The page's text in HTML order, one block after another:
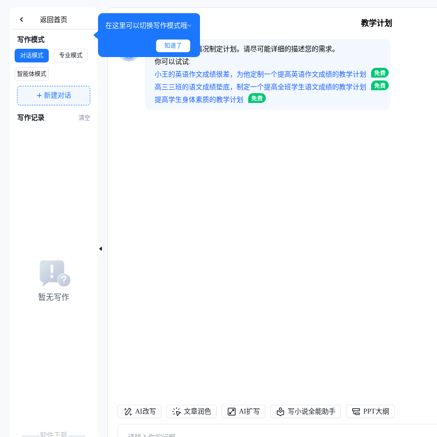
返回首页
写作模式
对话模式 专业模式
智能体模式
在这里可以切换写作模式哦~
知道了
+ 新建对话
写作记录 清空
暂无写作
软件下载
教学计划
根据学生实际情况制定计划。请尽可能详细的描述您的需求。
你可以试试:
小王的英语作文成绩很差，为他定制一个提高英语作文成绩的教学计划
高三三班的语文成绩垫底，制定一个提高全班学生语文成绩的教学计划
提高学生身体素质的教学计划
AI改写 文章润色 AI扩写 写小说全能助手 PPT大纲